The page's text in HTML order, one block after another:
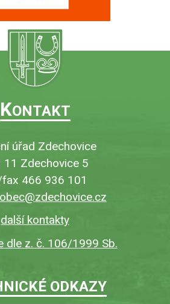
KONTAKT
úřad Zdechovice
11 Zdechovice 5
466 936 101
obec@zdechovice.cz
další kontakty
dle z. č. 106/1999 Sb.
ODKAZY